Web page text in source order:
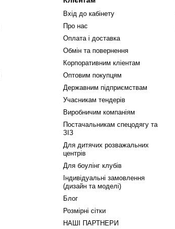
Вхід до кабінету
Про нас
Оплата і доставка
Обмін та повернення
Корпоративним кліентам
Оптовим покупцям
Державним підприємствам
Учасникам тендерів
Виробничим компаніям
Постачальникам спецодягу та
ЗІЗ
Для дитячих розважальних
центрів
Для боулінг клубів
Індивідуальні замовлення
(дизайн та моделі)
Блог
Розмірні сітки
НАШІ ПАРТНЕРИ